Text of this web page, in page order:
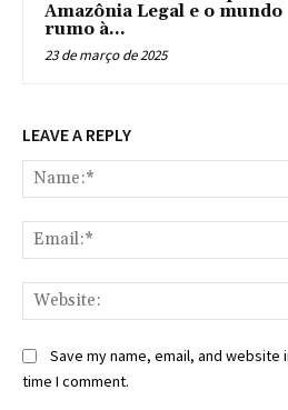
Amazônia Legal e o mundo
rumo à...
23 de março de 2025
LEAVE A REPLY
Save my name, email, and
time I comment.